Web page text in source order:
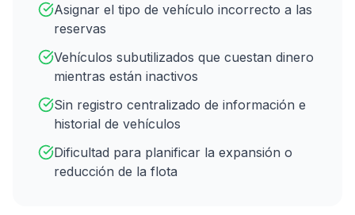
Asignar el tipo de vehículo incorrecto a las
reservas
Vehículos subutilizados que cuestan dinero
mientras están inactivos
Sin registro centralizado de información e
historial de vehículos
Dificultad para planificar la expansión o
reducción de la flota